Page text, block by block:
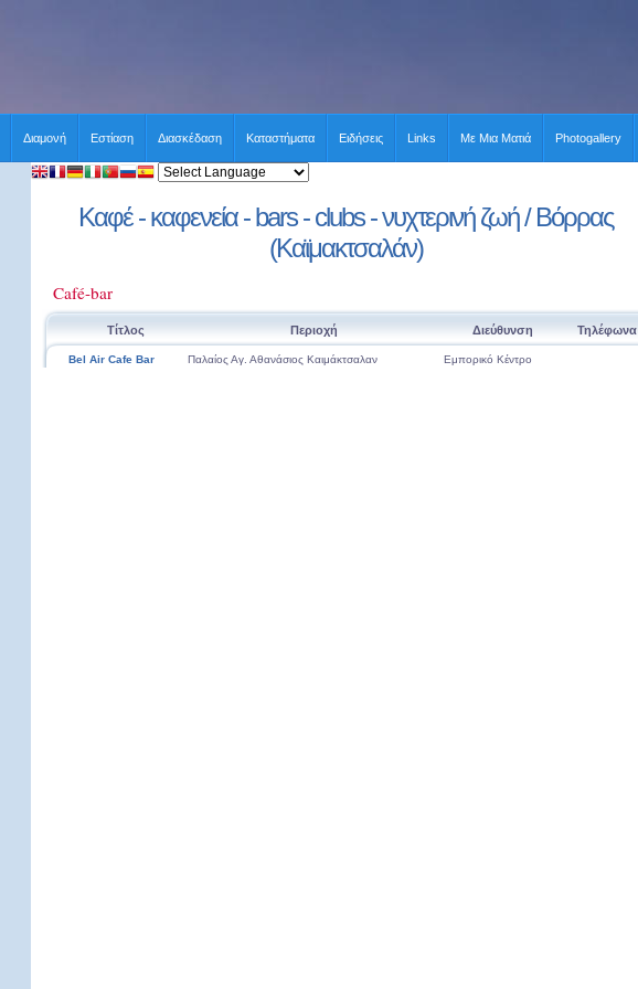
Διαμονή Εστίαση Διασκέδαση Καταστήματα Ειδήσεις Links Με Μια Ματιά Photogallery
Καφέ - καφενεία - bars - clubs - νυχτερινή ζωή / Βόρρας
(Καϊμακτσαλάν)
Café-bar
Τίτλος Περιοχή Διεύθυνση Τηλέφωνα
Bel Air Cafe Bar Παλαίος Αγ. Αθανάσιος Καιμάκτσαλαν Εμπορικό Κέντρο